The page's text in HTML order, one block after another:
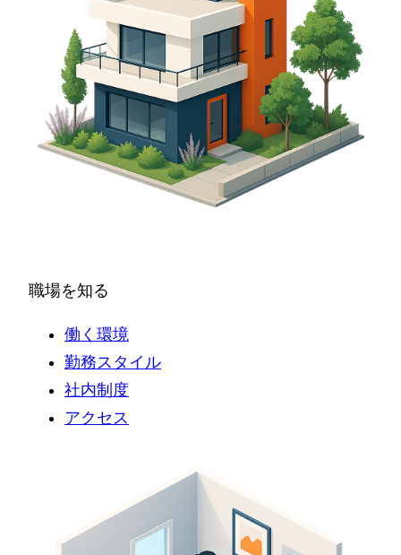
職場を知る
働く環境
勤務スタイル
社内制度
アクセス